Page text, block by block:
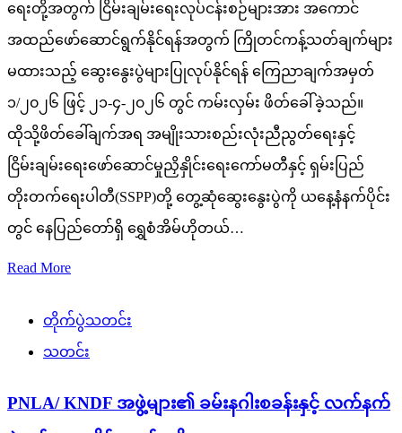
ရေးတို့အတွက် ငြိမ်းချမ်းရေးလုပ်ငန်းစဉ်များအား အကောင်
အထည်ဖော်ဆောင်ရွက်နိုင်ရန်အတွက် ကြိုတင်ကန့်သတ်ချက်များ
မထားသည့် ဆွေးနွေးပွဲများပြုလုပ်နိုင်ရန် ကြေညာချက်အမှတ်
၁/၂၀၂၆ ဖြင့် ၂၁-၄-၂၀၂၆ တွင် ကမ်းလှမ်း ဖိတ်ခေါ်ခဲ့သည်။
ထိုသို့ဖိတ်ခေါ်ချက်အရ အမျိုးသားစည်းလုံးညီညွတ်ရေးနှင့်
ငြိမ်းချမ်းရေးဖော်ဆောင်မှုညှိနှိုင်းရေးကော်မတီနှင့် ရှမ်းပြည်
တိုးတက်ရေးပါတီ(SSPP)တို့ တွေ့ဆုံဆွေးနွေးပွဲကို ယနေ့နံနက်ပိုင်း
တွင် နေပြည်တော်ရှိ ရွှေစံအိမ်ဟိုတယ်…
Read More
တိုက်ပွဲသတင်း
သတင်း
PNLA/ KNDF အဖွဲ့များ၏ ခမ်းနဂါးစခန်းနှင့် လက်နက်